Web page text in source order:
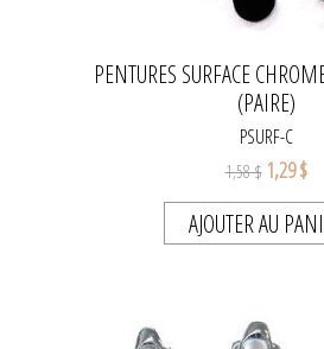
PENTURES SURFACE
(PAIRE)
PSURF-C
1,58 $ 1,29 $
AJOUTER AU